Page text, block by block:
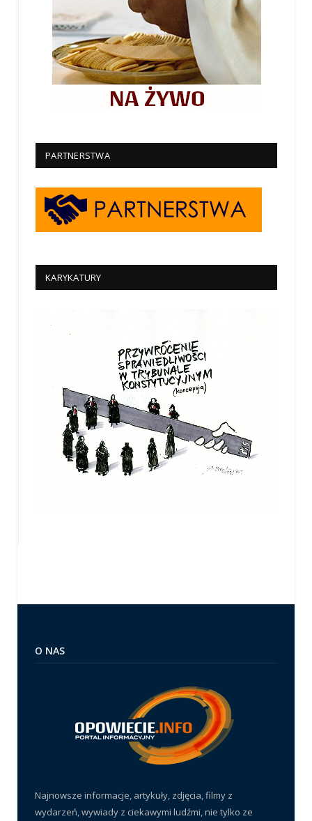
PARTNERSTWA
KARYKATURY
O NAS
Najnowsze informacje, artykuły, zdjęcia, filmy z
wydarzeń, wywiady z ciekawymi ludźmi, nie tylko ze